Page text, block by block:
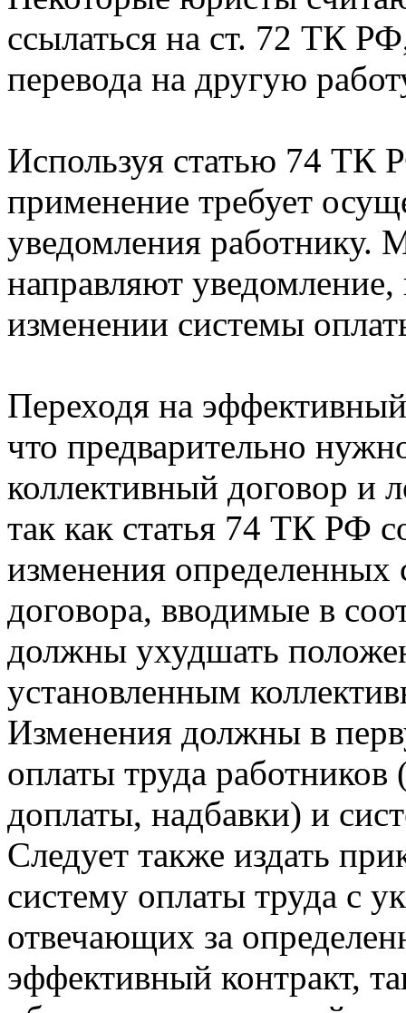
ссылаться на ст. 72 ТК
перевода на другую
Используя статью 74 ТК
применение требует
уведомления работнику.
направляют
изменении системы
Переходя на эффективный
что предварительно
коллективный договор и
так как статья 74 ТК РФ
изменения определенных
договора, вводимые в
должны ухудшать
установленным
Изменения должны в
оплаты труда работников
доплаты, надбавки) и
Следует также издать
систему оплаты труда с
отвечающих за
эффективный контракт,